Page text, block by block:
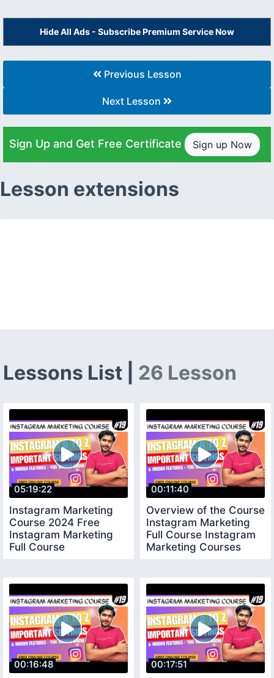
Hide All Ads - Subscribe Premium Service Now
Previous Lesson
Next Lesson
Sign Up and Get Free Certificate Sign up Now
Lesson extensions
Lessons List | 26 Lesson
05:19:22
Instagram Marketing
Course 2024 Free
Instagram Marketing
Full Course
00:11:40
Overview of the Course
Instagram Marketing
Full Course Instagram
Marketing Courses
00:16:48 00:17:51